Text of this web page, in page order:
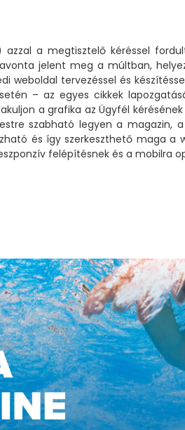
azzal a megtisztelő kéréssel
jelent meg a múltban,
weboldal tervezéssel és
– az egyes cikkek
a grafika az Ügyfél
szabható legyen a magazin,
és így szerkeszthető maga a
felépítésnek és a mobilra